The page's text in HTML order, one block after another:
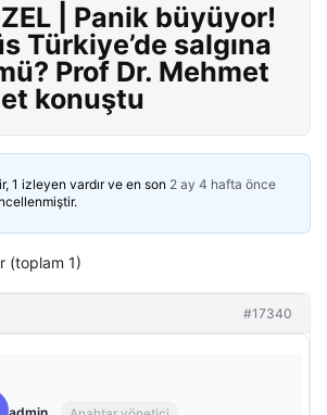
| Panik büyüyor!
Türkiye’de salgına
Prof Dr. Mehmet
konuştu
1 izleyen vardır ve en son 2 ay 4 hafta önce
(toplam 1)
#17340